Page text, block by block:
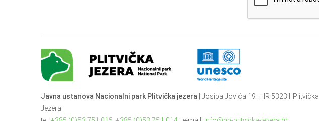
Javna ustanova Nacionalni park Plitvička jezera | Josipa Jovića 19 | HR 53231 Plitvička
Jezera